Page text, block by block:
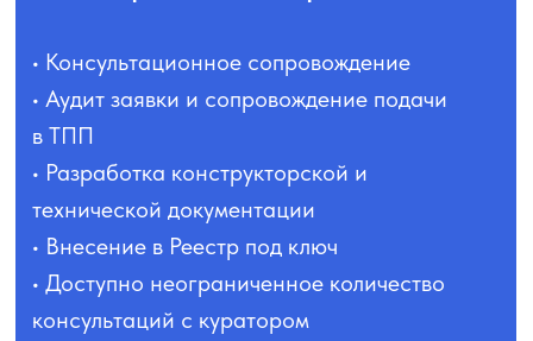
• Консультационное сопровождение
• Аудит заявки и сопровождение подачи
в ТПП
• Разработка конструкторской и
технической документации
• Внесение в Реестр под ключ
• Доступно неограниченное количество
консультаций с куратором